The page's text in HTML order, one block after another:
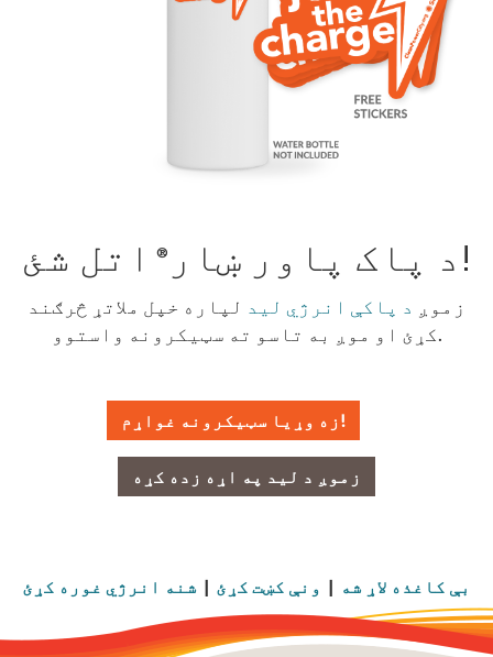
د پاک پاور ښار ® اتل شئ!
زموږ د پاکې انرژي لید لپاره خپل ملاتړ څرګند
کړئ او موږ به تاسو ته سټیکرونه واستوو.
زه وړیا سټیکرونه غواړم!
زموږ د لید په اړه زده کړه
بې کاغذه لاړ شه | ونې کښت کړئ | شنه انرژي غوره کړئ